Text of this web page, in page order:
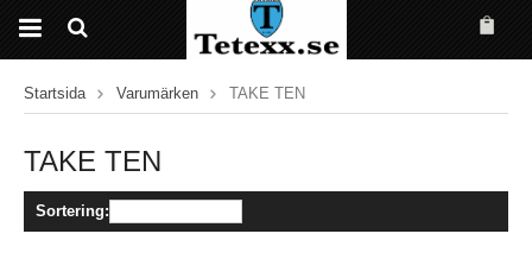
Startsida Varumärken TAKE TEN
TAKE TEN
Sortering: